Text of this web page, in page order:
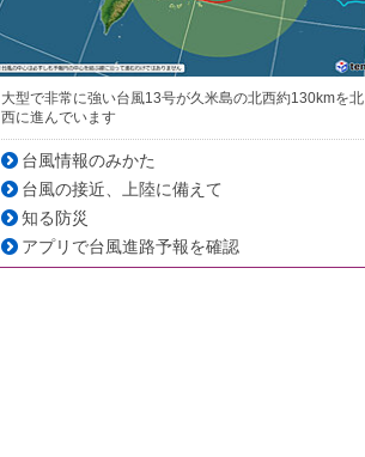
大型で非常に強い台風13号が久米島の北西約130kmを北
西に進んでいます
台風情報のみかた
台風の接近、上陸に備えて
知る防災
アプリで台風進路予報を確認